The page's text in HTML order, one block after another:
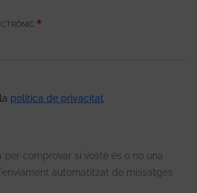
política de privacitat
comprovar si vostè és o no una
automatitzat de missatges